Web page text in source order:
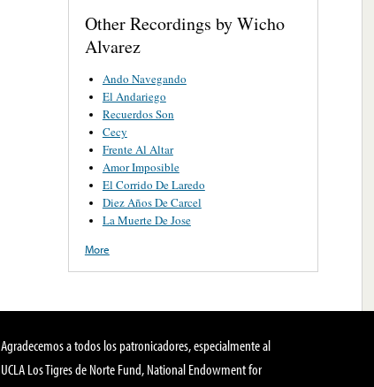
Other Recordings by Wicho
Alvarez
Ando Navegando
El Andariego
Recuerdos Son
Cecy
Frente Al Altar
Amor Imposible
El Corrido De Laredo
Diez Años De Carcel
La Muerte De Jose
More
Agradecemos a todos los patronicadores, especialmente al
UCLA Los Tigres de Norte Fund, National Endowment for